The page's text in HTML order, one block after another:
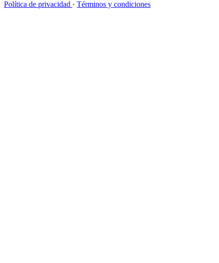
Política de privacidad · Términos y condiciones